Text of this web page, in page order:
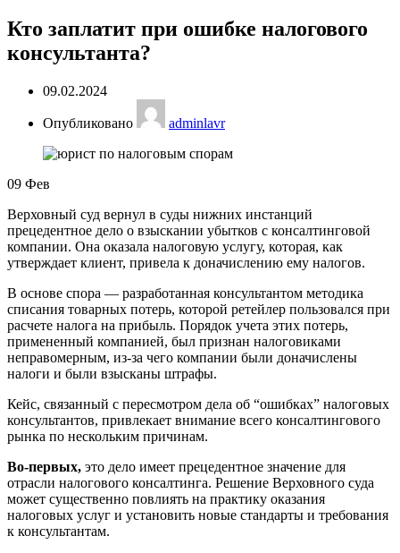
Кто заплатит при ошибке налогового
консультанта?
09.02.2024
Опубликовано adminlavr
09 Фев
Верховный суд вернул в суды нижних инстанций
прецедентное дело о взыскании убытков с консалтинговой
компании. Она оказала налоговую услугу, которая, как
утверждает клиент, привела к доначислению ему налогов.
В основе спора — разработанная консультантом методика
списания товарных потерь, которой ретейлер пользовался при
расчете налога на прибыль. Порядок учета этих потерь,
примененный компанией, был признан налоговиками
неправомерным, из-за чего компании были доначислены
налоги и были взысканы штрафы.
Кейс, связанный с пересмотром дела об “ошибках” налоговых
консультантов, привлекает внимание всего консалтингового
рынка по нескольким причинам.
Во-первых, это дело имеет прецедентное значение для
отрасли налогового консалтинга. Решение Верховного суда
может существенно повлиять на практику оказания
налоговых услуг и установить новые стандарты и требования
к консультантам.